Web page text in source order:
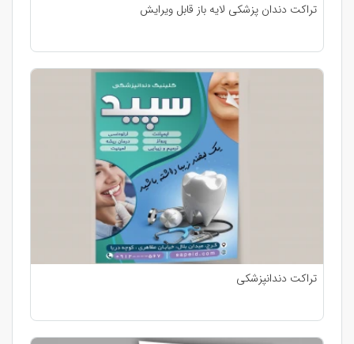
تراکت دندان پزشکی لایه باز قابل ویرایش
تراکت دندانپزشکی